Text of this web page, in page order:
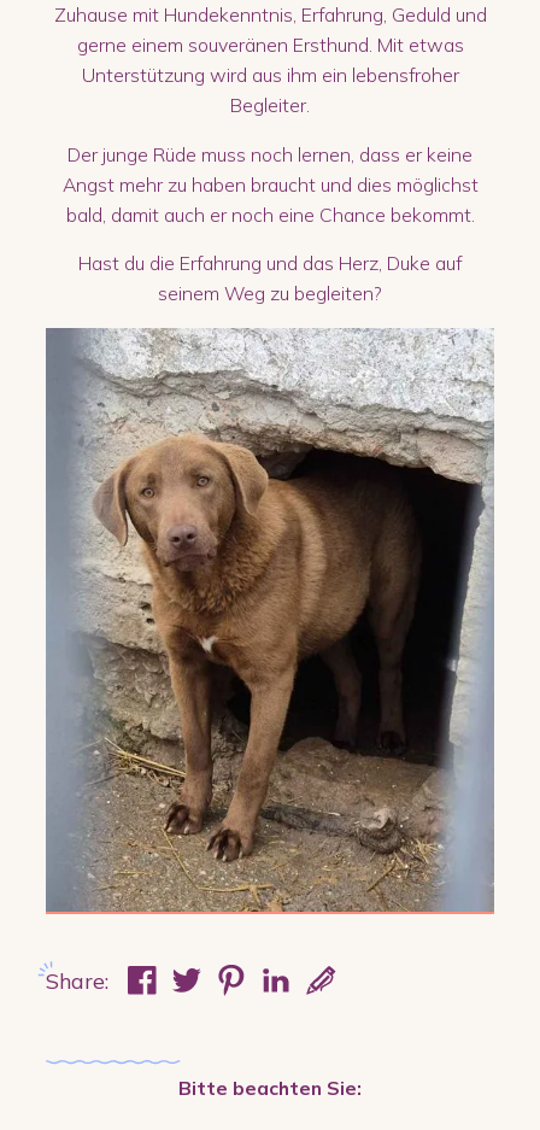
Zuhause mit Hundekenntnis, Erfahrung, Geduld und
gerne einem souveränen Ersthund. Mit etwas
Unterstützung wird aus ihm ein lebensfroher
Begleiter.
Der junge Rüde muss noch lernen, dass er keine
Angst mehr zu haben braucht und dies möglichst
bald, damit auch er noch eine Chance bekommt.
Hast du die Erfahrung und das Herz, Duke auf
seinem Weg zu begleiten?
Share:
Bitte beachten Sie: